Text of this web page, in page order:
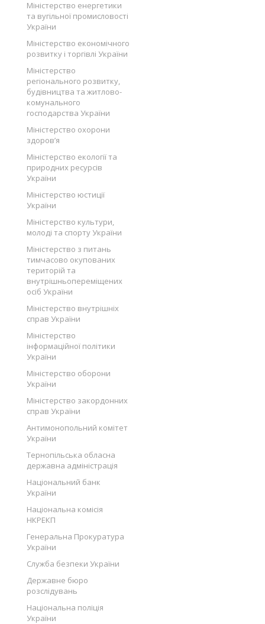
Міністерство енергетики
та вугільної промисловості
України
Міністерство економічного
розвитку і торгівлі України
Міністерство
регіонального розвитку,
будівництва та житлово-
комунального
господарства України
Міністерство охорони
здоров’я
Міністерство екології та
природних ресурсів
України
Міністерство юстиції
України
Міністерство культури,
молоді та спорту України
Міністерство з питань
тимчасово окупованих
територій та
внутрішньопереміщених
осіб України
Міністерство внутрішніх
справ України
Міністерство
інформаційної політики
України
Міністерство оборони
України
Міністерство закордонних
справ України
Антимонопольний комітет
України
Тернопільська обласна
державна адміністрація
Національний банк
України
Національна комісія
НКРЕКП
Генеральна Прокуратура
України
Служба безпеки України
Державне бюро
розслідувань
Національна поліція
України